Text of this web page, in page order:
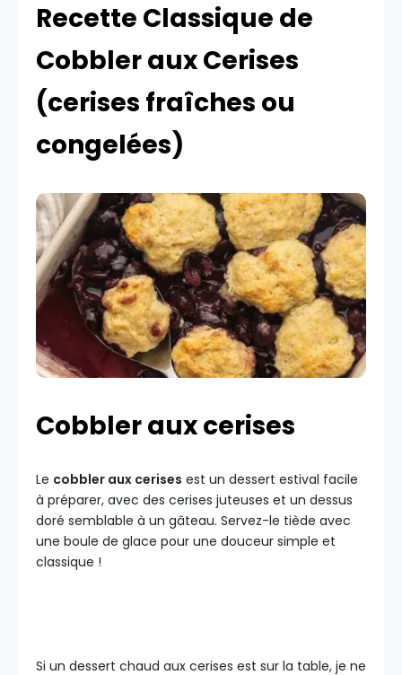
Recette Classique de
Cobbler aux Cerises
(cerises fraîches ou
congelées)
Cobbler aux cerises
Le cobbler aux cerises est un dessert estival facile
à préparer, avec des cerises juteuses et un dessus
doré semblable à un gâteau. Servez-le tiède avec
une boule de glace pour une douceur simple et
classique !
Si un dessert chaud aux cerises est sur la table, je ne